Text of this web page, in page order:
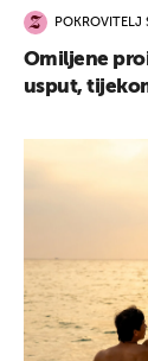
POKROVITELJ
Omiljene
usput,